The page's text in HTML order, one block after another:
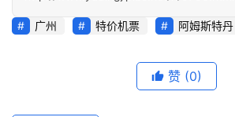
广州 特价机票 阿姆斯特丹
赞 (0)